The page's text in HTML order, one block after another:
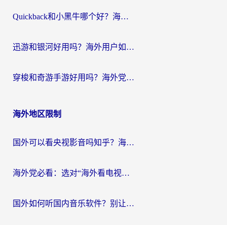
Quickback和小黑牛哪个好？海外党亲测指南，选对回国加速器秒回国内
迅游和银河好用吗？海外用户如何选择回国加速器实现无缝访问国内资源
穿梭和奇游手游好用吗？海外党亲测3款回国加速器，附蜜蜂加速器七天试用攻略
海外地区限制
国外可以看央视影音吗知乎？海外党亲测有效的回国加速方案
海外党必看：选对“海外看电视剧软件”，再也不用愁国内剧刷不了
国外如何听国内音乐软件？别让地域限制，断了你的中文歌单